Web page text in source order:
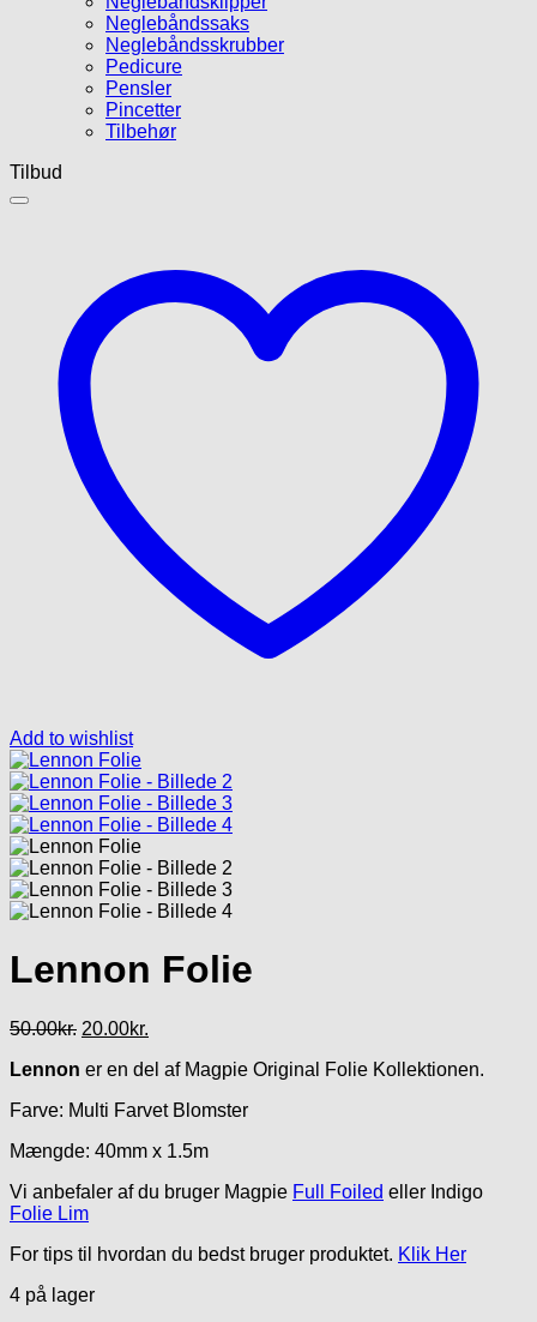
Neglebåndssaks
Neglebåndsskrubber
Pedicure
Pensler
Pincetter
Tilbehør
Tilbud
Add to wishlist
Lennon Folie
50.00kr. Den
pris
50.00kr..
20.00kr.
pris
20.00kr..
Lennon er en del af Magpie Original Folie Kollektionen.
Farve: Multi Farvet Blomster
Mængde: 40mm x 1.5m
Vi anbefaler af du bruger Magpie Full Foiled eller Indigo
Folie Lim
For tips til hvordan du bedst bruger produktet. Klik Her
4 på lager